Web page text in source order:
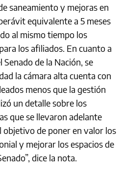
saneamiento y mejoras en
equivalente a 5 meses
al mismo tiempo los
los afiliados. En cuanto a
de la Nación, se
la cámara alta cuenta con
menos que la gestión
un detalle sobre los
que se llevaron adelante
objetivo de poner en valor los
y mejorar los espacios de
dice la nota.